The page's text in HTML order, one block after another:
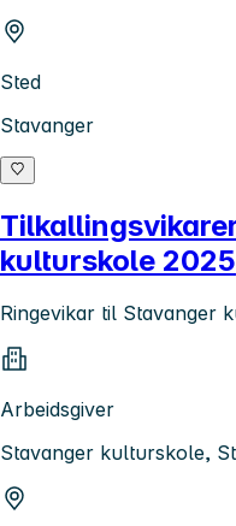
Sted
Stavanger
kulturskole 2025
Ringevikar til Stavanger
Arbeidsgiver
Stavanger kulturskole,